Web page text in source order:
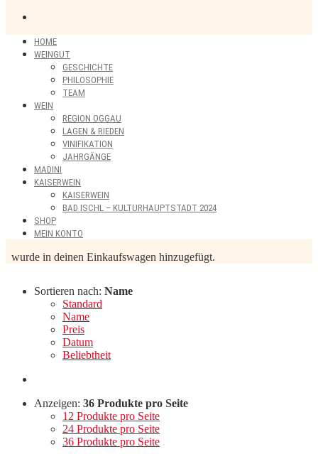
HOME
WEINGUT
GESCHICHTE
PHILOSOPHIE
TEAM
WEIN
REGION OGGAU
LAGEN & RIEDEN
VINIFIKATION
JAHRGÄNGE
MADINI
KAISERWEIN
KAISERWEIN
BAD ISCHL – KULTURHAUPTSTADT 2024
SHOP
MEIN KONTO
wurde in deinen Einkaufswagen hinzugefügt.
Sortieren nach: Name
Standard
Name
Preis
Datum
Beliebtheit
Anzeigen: 36 Produkte pro Seite
12 Produkte pro Seite
24 Produkte pro Seite
36 Produkte pro Seite